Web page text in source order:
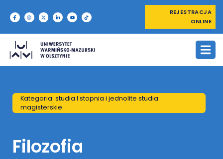
REJESTRACJA
ONLINE
Kategoria: studia I stopnia i jednolite studia
magisterskie
Filozofia